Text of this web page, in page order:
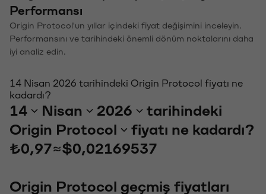
Performansı
Origin Protocol'un yıllar içindeki fiyat değişimini inceleyin.
Performansını ve tarihindeki önemli dönüm noktalarını daha
iyi analiz edin.
14 Nisan 2026 tarihindeki Origin Protocol fiyatı ne
kadardı?
14 Nisan 2026
tarihindeki
Origin Protocol
fiyatı ne kadardı?
₺0,97≈$0,02169537
Origin Protocol geçmiş fiyatları